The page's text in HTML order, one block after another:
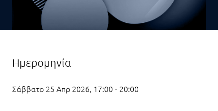
Ημερομηνία
Σάββατο 25 Απρ 2026, 17:00 - 20:00